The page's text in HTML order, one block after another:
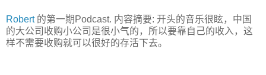
Robert的第一期Podcast. 内容摘要: 开头的音乐很眩，中国
的大公司收购小公司是很小气的，所以要靠自己的收入，这
样不需要收购就可以很好的存活下去。